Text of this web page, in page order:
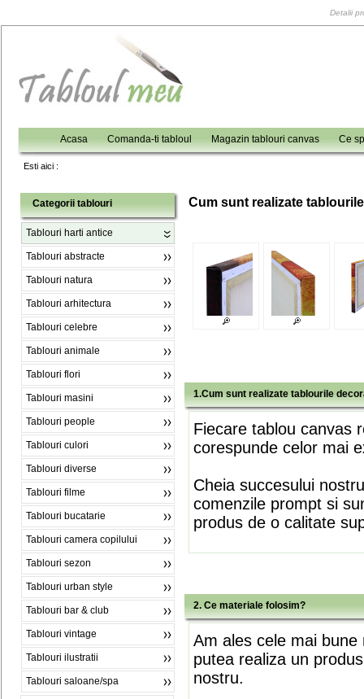
Detalii
Acasa Comanda-ti tabloul Magazin tablouri canvas Ce
Esti aici :
Categorii tablouri
Tablouri harti antice
Tablouri abstracte
Tablouri natura
Tablouri arhitectura
Tablouri celebre
Tablouri animale
Tablouri flori
Tablouri masini
Tablouri people
Tablouri culori
Tablouri diverse
Tablouri filme
Tablouri bucatarie
Tablouri camera copilului
Tablouri sezon
Tablouri urban style
Tablouri bar & club
Tablouri vintage
Tablouri ilustratii
Tablouri saloane/spa
Cum sunt realizate
1.Cum sunt realizate tablourile
Fiecare tablou canvas
corespunde celor mai
Cheia succesului
comenzile prompt si
produs de o calitate
2. Ce materiale folosim?
Am ales cele mai
putea realiza un
nostru.